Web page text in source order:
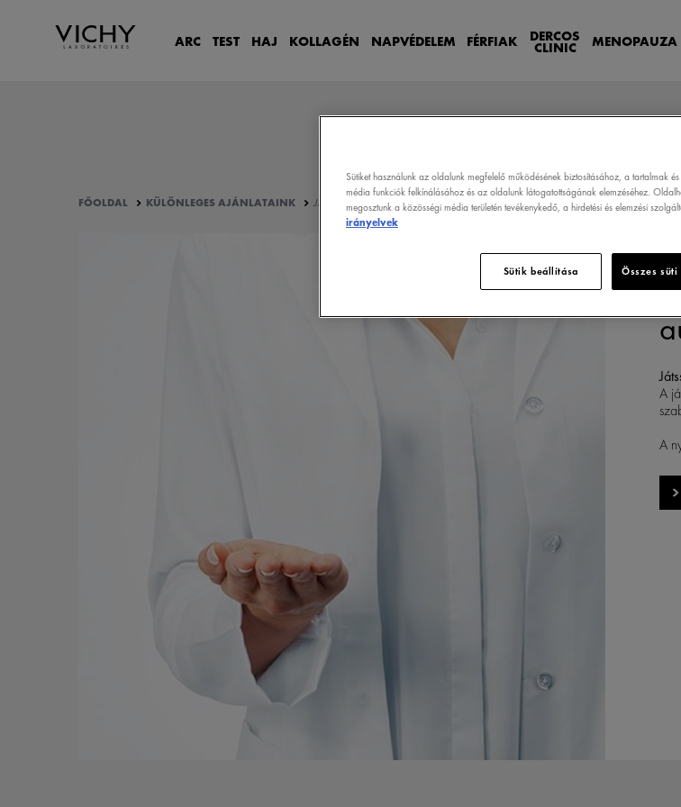
ARC TEST HAJ KOLLAGÉN NAPVÉDELEM FÉRFIAK DERCOS
CLINIC MENOPAUZA
FŐOLDAL KÜLÖNLEGES AJÁNLATAINK JÁTÉKSZABÁLYZAT – 2026. JÚLIUS - AUGUSZTUS
A
A
Sütiket használunk az oldalunk megfelelő működésének biztosításához, a tartalmak
média funkciók felkínálásához és az oldalunk látogatottságának elemzéséhez.
megosztunk a közösségi média területén tevékenykedő, a hirdetési és elemzési
irányelvek
Sütik beállítása Összes süti